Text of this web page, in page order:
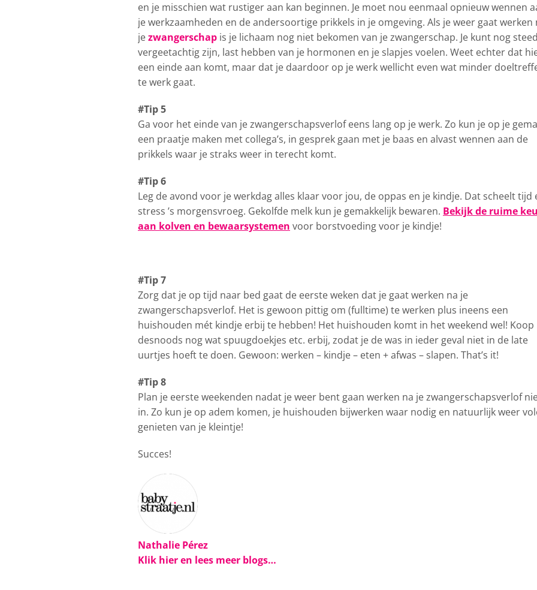
en je misschien wat rustiger aan kan beginnen. Je moet nou eenmaal opnieuw wennen
je werkzaamheden en de andersoortige prikkels in je omgeving. Als je weer gaat werken
jezwangerschap is je lichaam nog niet bekomen van je zwangerschap. Je kunt nog
vergeetachtig zijn, last hebben van je hormonen en je slapjes voelen. Weet echter dat
een einde aan komt, maar dat je daardoor op je werk wellicht even wat minder
te werk gaat.
#Tip 5
Ga voor het einde van je zwangerschapsverlof eens lang op je werk. Zo kun je op je
een praatje maken met collega’s, in gesprek gaan met je baas en alvast wennen aan de
prikkels waar je straks weer in terecht komt.
#Tip 6
Leg de avond voor je werkdag alles klaar voor jou, de oppas en je kindje. Dat scheelt tijd
stress ’s morgensvroeg. Gekolfde melk kun je gemakkelijk bewaren. Bekijk de ruime
aan kolven en bewaarsystemen voor borstvoeding voor je kindje!
#Tip 7
Zorg dat je op tijd naar bed gaat de eerste weken dat je gaat werken na je
zwangerschapsverlof. Het is gewoon pittig om (fulltime) te werken plus ineens een
huishouden mét kindje erbij te hebben! Het huishouden komt in het weekend wel! Koop
desnoods nog wat spuugdoekjes etc. erbij, zodat je de was in ieder geval niet in de late
uurtjes hoeft te doen. Gewoon: werken – kindje – eten + afwas – slapen. That’s it!
#Tip 8
Plan je eerste weekenden nadat je weer bent gaan werken na je zwangerschapsverlof
in. Zo kun je op adem komen, je huishouden bijwerken waar nodig en natuurlijk weer
genieten van je kleintje!
Succes!
Nathalie Pérez
Klik hier en lees meer blogs…